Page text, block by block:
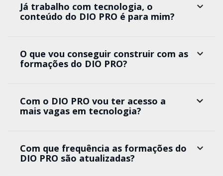
Já trabalho com tecnologia, o
conteúdo do DIO PRO é para mim?
O que vou conseguir construir com as
formações do DIO PRO?
Com o DIO PRO vou ter acesso a
mais vagas em tecnologia?
Com que frequência as formações do
DIO PRO são atualizadas?